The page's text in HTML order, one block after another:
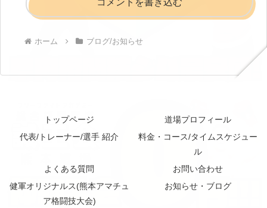
コメントを書き込む
ホーム ブログ/お知らせ
トップページ
道場プロフィール
代表/トレーナー/選手 紹介
料金・コース/タイムスケジュー
ル
よくある質問
お問い合わせ
健軍オリジナルス(熊本アマチュ
ア格闘技大会)
お知らせ・ブログ